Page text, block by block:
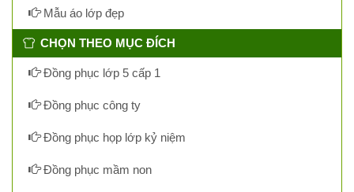
Mẫu áo lớp đẹp
CHỌN THEO MỤC ĐÍCH
Đồng phục lớp 5 cấp 1
Đồng phục công ty
Đồng phục họp lớp kỷ niệm
Đồng phục mầm non